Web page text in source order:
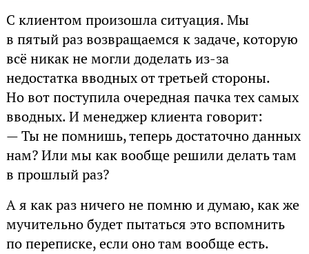
С клиентом произошла ситуация. Мы
в пятый раз возвращаемся к задаче, которую
всё никак не могли доделать из-за
недостатка вводных от третьей стороны.
Но вот поступила очередная пачка тех самых
вводных. И менеджер клиента говорит:
— Ты не помнишь, теперь достаточно данных
нам? Или мы как вообще решили делать там
в прошлый раз?
А я как раз ничего не помню и думаю, как же
мучительно будет пытаться это вспомнить
по переписке, если оно там вообще есть.